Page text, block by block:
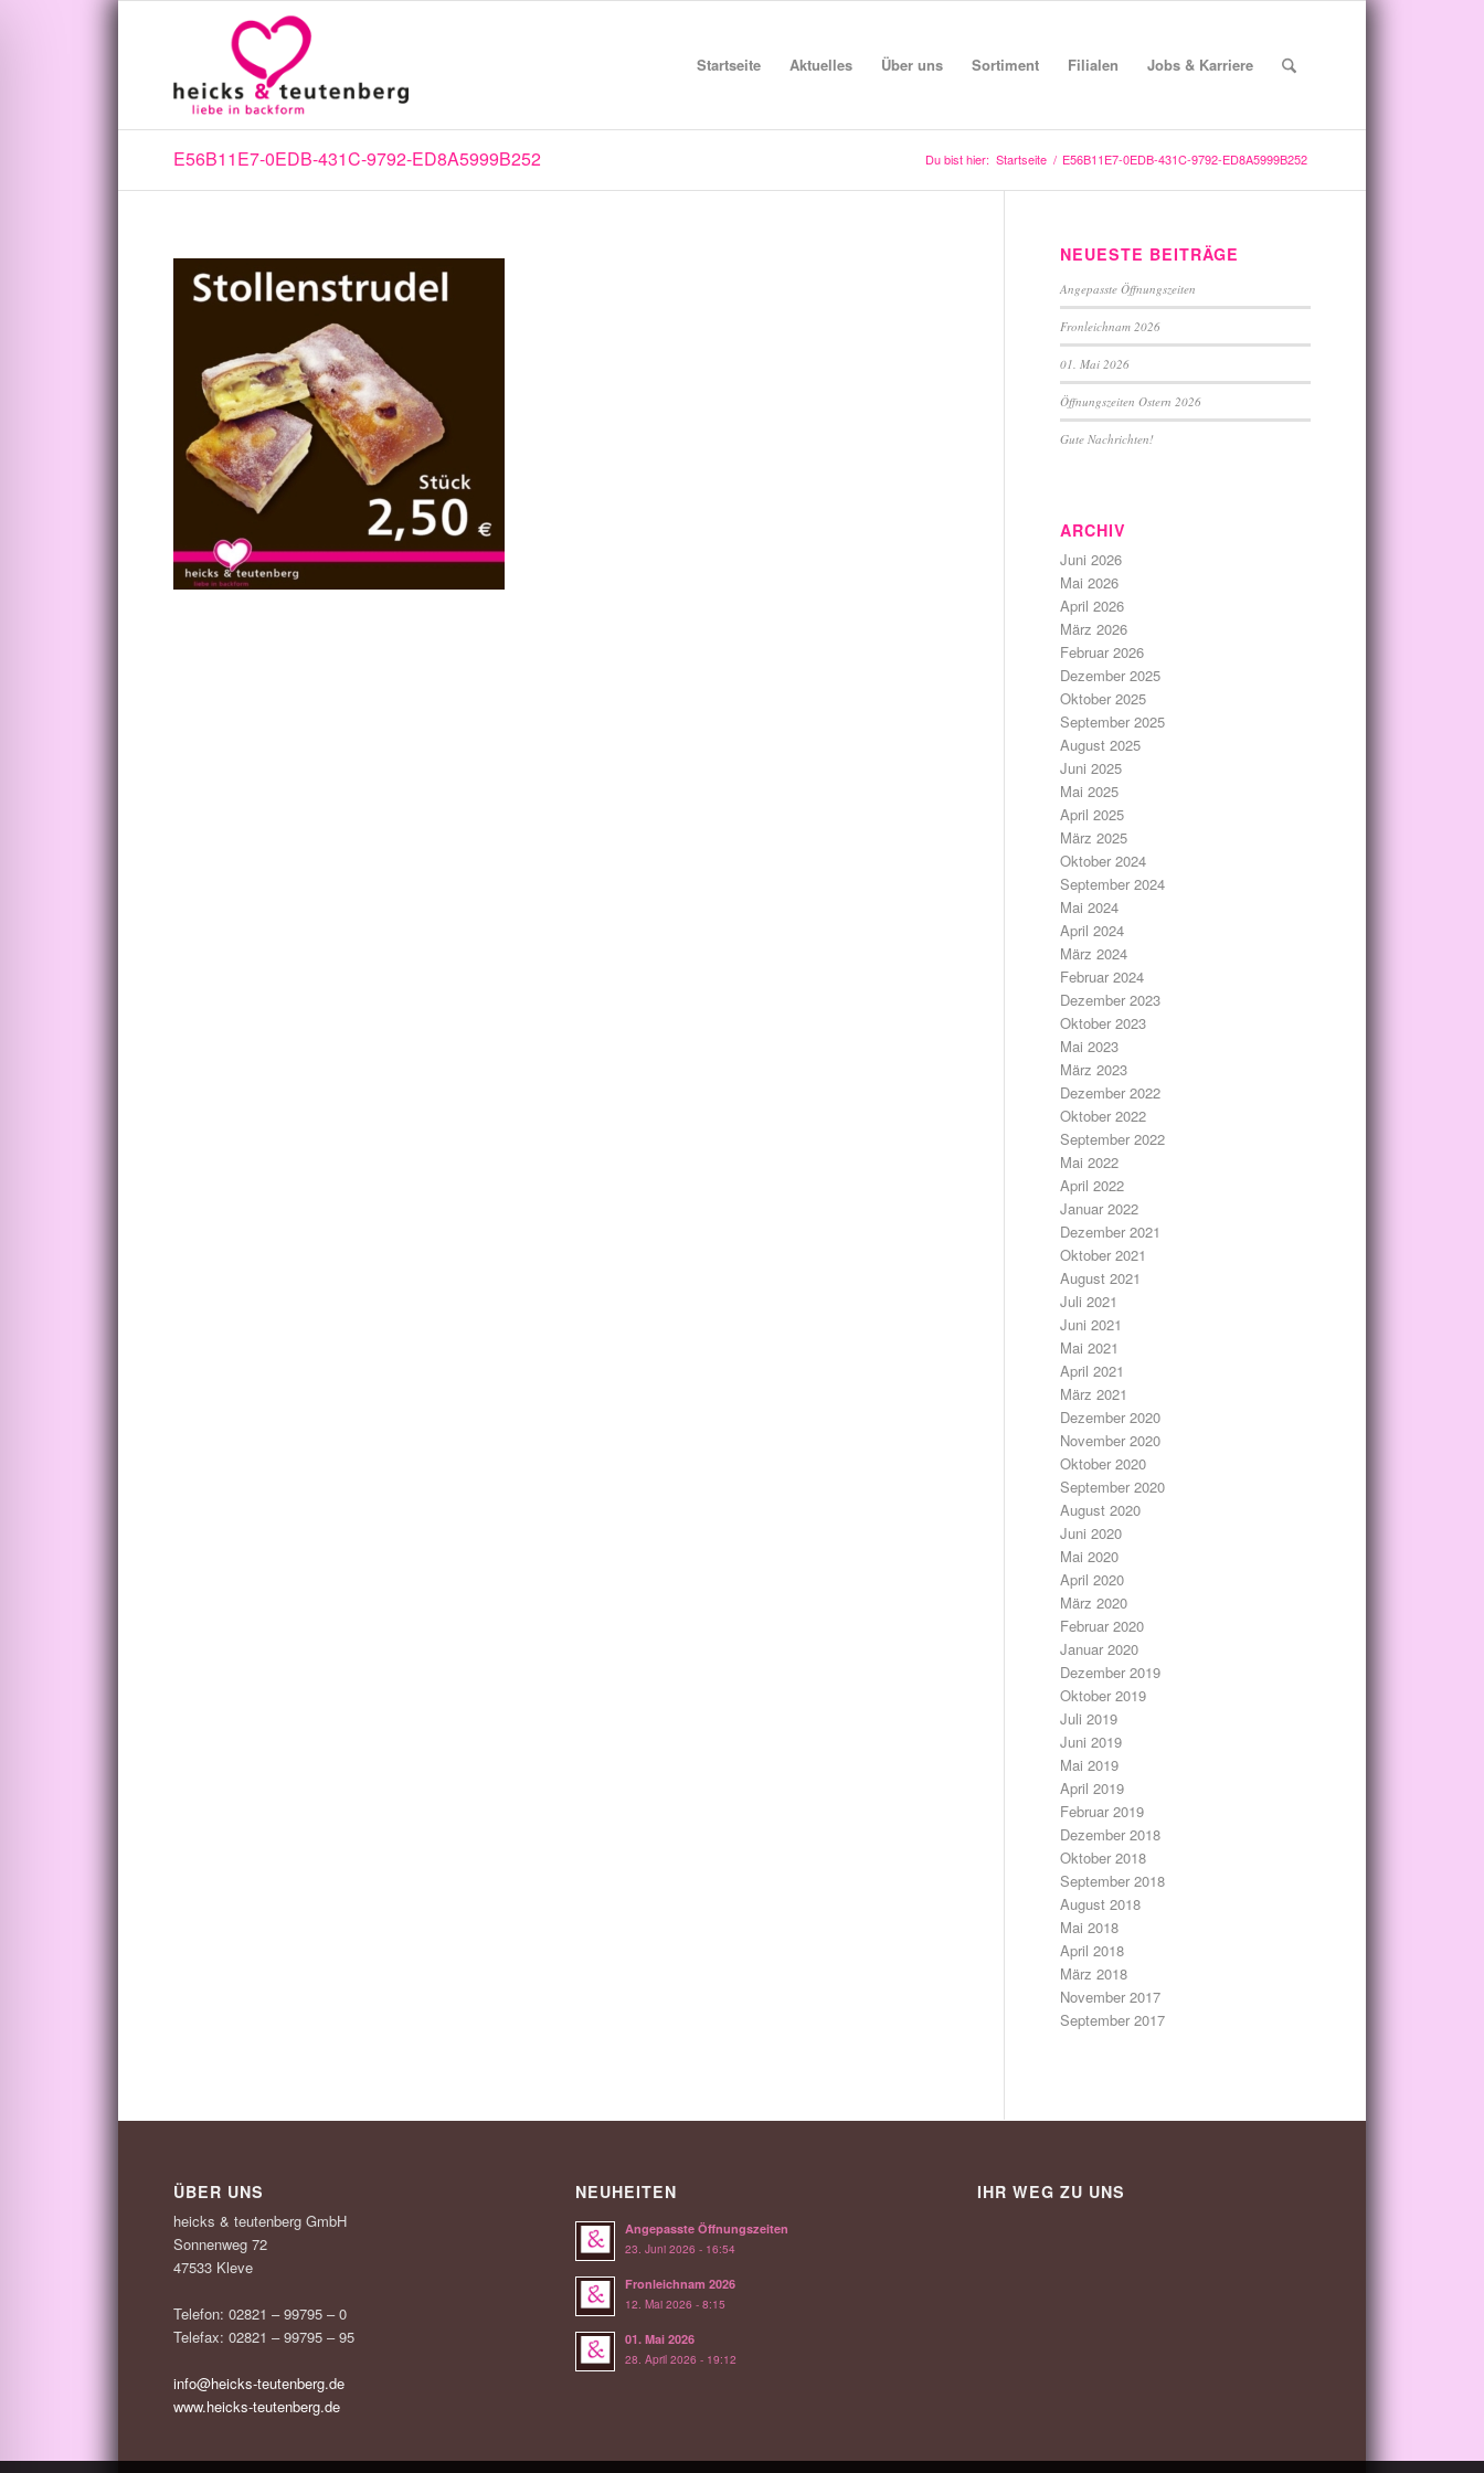
Startseite Aktuelles Über uns Sortiment Filialen Jobs & Karriere
E56B11E7-0EDB-431C-9792-ED8A5999B252 Du bist hier: Startseite / E56B11E7-0EDB-431C-9792-ED8A5999B252
NEUESTE BEITRÄGE
Angepasste Öffnungszeiten
Fronleichnam 2026
01. Mai 2026
Öffnungszeiten Ostern 2026
Gute Nachrichten!
ARCHIV
Juni 2026
Mai 2026
April 2026
März 2026
Februar 2026
Dezember 2025
Oktober 2025
September 2025
August 2025
Juni 2025
Mai 2025
April 2025
März 2025
Oktober 2024
September 2024
Mai 2024
April 2024
März 2024
Februar 2024
Dezember 2023
Oktober 2023
Mai 2023
März 2023
Dezember 2022
Oktober 2022
September 2022
Mai 2022
April 2022
Januar 2022
Dezember 2021
Oktober 2021
August 2021
Juli 2021
Juni 2021
Mai 2021
April 2021
März 2021
Dezember 2020
November 2020
Oktober 2020
September 2020
August 2020
Juni 2020
Mai 2020
April 2020
März 2020
Februar 2020
Januar 2020
Dezember 2019
Oktober 2019
Juli 2019
Juni 2019
Mai 2019
April 2019
Februar 2019
Dezember 2018
Oktober 2018
September 2018
August 2018
Mai 2018
April 2018
März 2018
November 2017
September 2017
ÜBER UNS
heicks & teutenberg GmbH
Sonnenweg 72
47533 Kleve
Telefon: 02821 – 99795 – 0
Telefax: 02821 – 99795 – 95
info@heicks-teutenberg.de
www.heicks-teutenberg.de
NEUHEITEN
Angepasste Öffnungszeiten
23. Juni 2026 - 16:54
Fronleichnam 2026
12. Mai 2026 - 8:15
01. Mai 2026
28. April 2026 - 19:12
IHR WEG ZU UNS